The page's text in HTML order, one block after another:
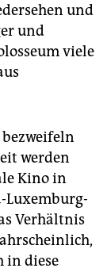
und
und
viele
werden
Kino in
Luxemburg-
Verhältnis
in diese